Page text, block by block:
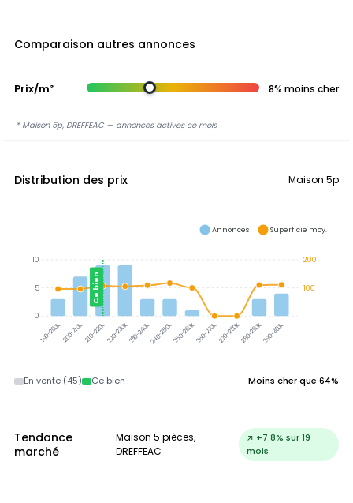
Comparaison autres annonces
Prix/m² 8% moins cher
* Maison 5p, DREFFEAC — annonces actives ce mois
Distribution des prix Maison 5p
190-200k200-210k210-220k220-230k230-240k240-250k250-260k260-270k270-280k280-290k290-300k
Ce bien
200
100
10
5
0
Annonces Superficie moy.
En vente (45) Ce bien Moins cher que 64%
Tendance
marché
Maison 5 pièces,
DREFFEAC
↗ +7.8% sur 19
mois